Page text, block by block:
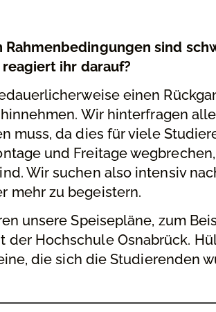
sind
ihr darauf?
einen
Wir hinterfragen
muss, da dies für viele
und Freitage
Wir suchen also intensiv
mehr zu begeistern.
unsere Speisepläne, zum
der Hochschule Osnabrück.
die sich die Studierenden